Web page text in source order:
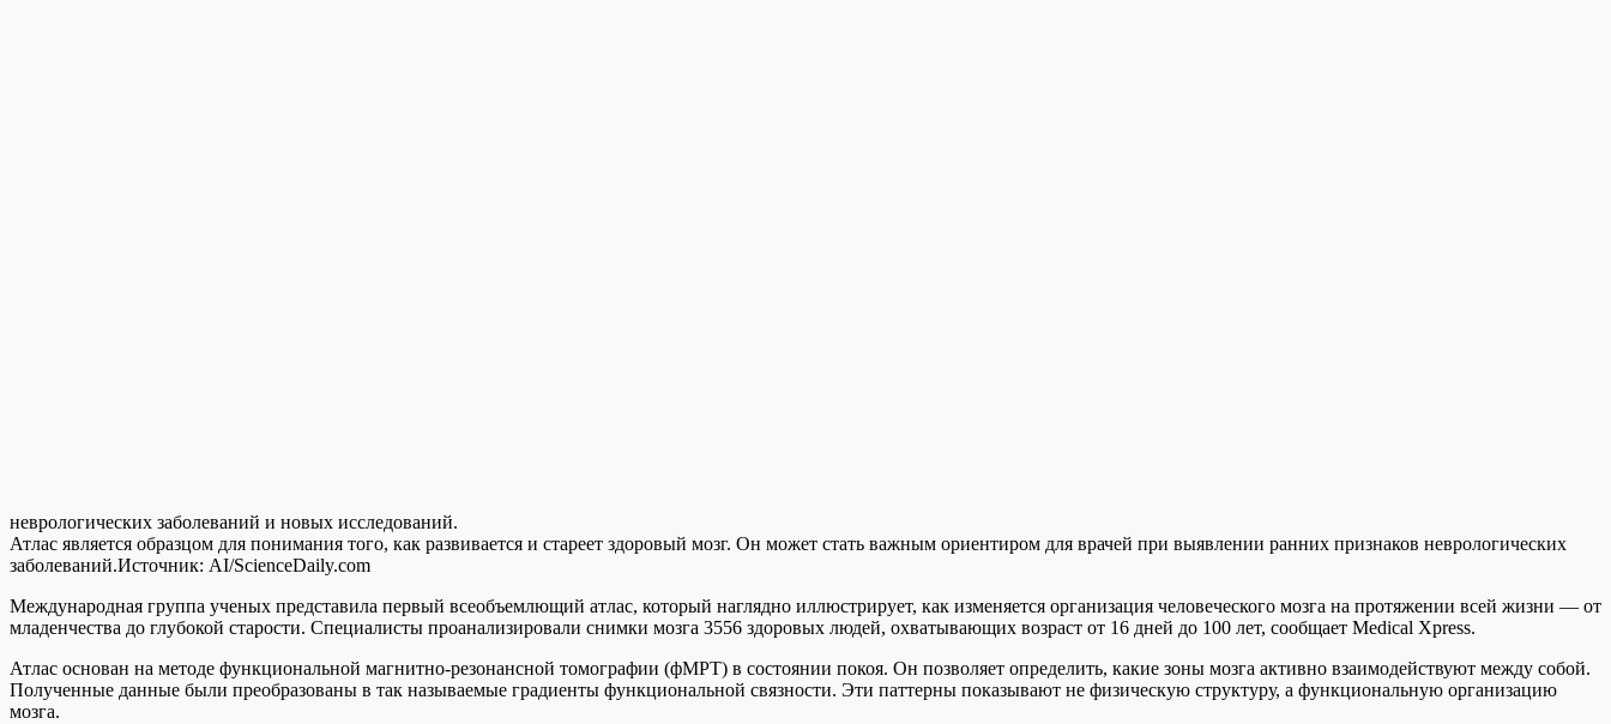
неврологических заболеваний и новых исследований.
Атлас является образцом для понимания того, как развивается и стареет здоровый мозг. Он может стать важным ориентиром для врачей при выявлении ранних признаков неврологических
заболеваний.Источник: AI/ScienceDaily.com
Международная группа ученых представила первый всеобъемлющий атлас, который наглядно иллюстрирует, как изменяется организация человеческого мозга на протяжении всей жизни — от
младенчества до глубокой старости. Специалисты проанализировали снимки мозга 3556 здоровых людей, охватывающих возраст от 16 дней до 100 лет, сообщает Medical Xpress.
Атлас основан на методе функциональной магнитно-резонансной томографии (фМРТ) в состоянии покоя. Он позволяет определить, какие зоны мозга активно взаимодействуют между собой.
Полученные данные были преобразованы в так называемые градиенты функциональной связности. Эти паттерны показывают не физическую структуру, а функциональную организацию
мозга.